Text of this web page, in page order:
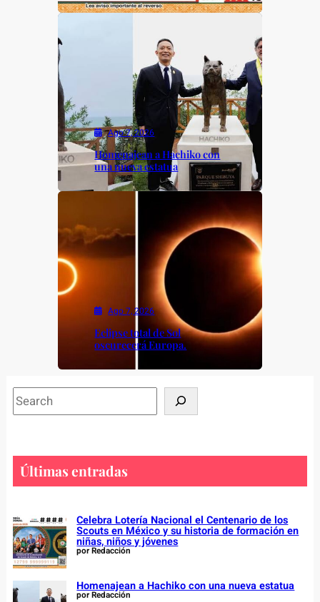
Ago 7, 2026
Homenajean a Hachiko con
una nueva estatua
Ago 7, 2026
Eclipse total de Sol
oscurecerá Europa.
S
e
h
Últimas entradas
Celebra Lotería Nacional el Centenario de los
Scouts en México y su historia de formación en
niñas, niños y jóvenes
por Redacción
Homenajean a Hachiko con una nueva estatua
por Redacción